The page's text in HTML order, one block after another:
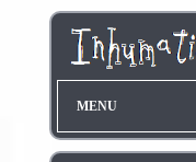
MENU